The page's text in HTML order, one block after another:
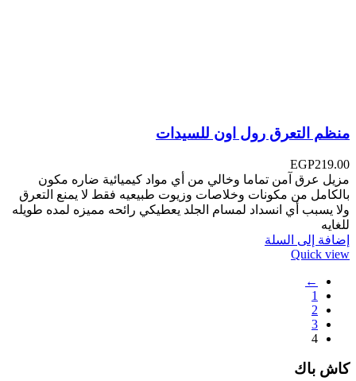
منظم التعرق رول اون للسيدات
EGP219.00
مزيل عرق آمن تماما وخالي من أي مواد كيميائية ضاره مكون
بالكامل من مكونات وخلاصات وزيوت طبيعيه فقط لا يمنع التعرق
ولا يسبب أي انسداد لمسام الجلد يعطيكي رائحه مميزه لمده طويله
للغايه
إضافة إلى السلة
Quick view
←
1
2
3
4
كاش باك